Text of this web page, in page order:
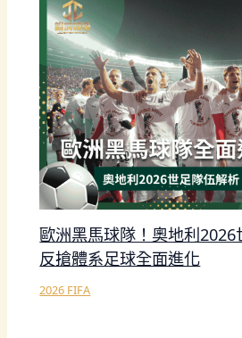
歐洲黑馬球隊！奧地利2026
反搶體系足球全面進化
2026 FIFA